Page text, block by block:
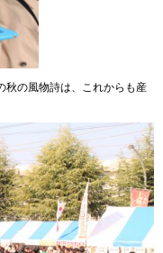
秋の風物詩は、これからも産